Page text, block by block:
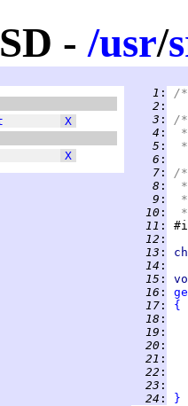
-/usr/
X
X
   1
:
/
   2
:
   3
:
/*
   4
:
   5
:
   6
:
   7
:
/*
   8
:
   9
:
  10
:
  11
:
  12
:
  13
:
  14
:
  15
:
  16
:
  17
:
{
  18
:
  19
:
  20
:
  21
:
  22
:
  23
:
  24
: }